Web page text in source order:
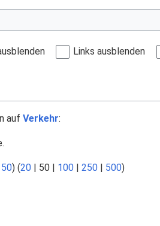
Links ausblenden
auf Verkehr:
) (20 | 50 | 100 | 250 | 500)